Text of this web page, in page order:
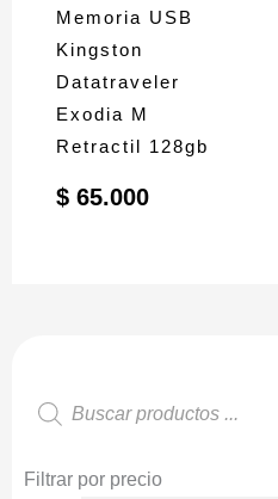
Búsqueda
de
Filtrar por precio
Precio
Memoria USB
Kingston
Datatraveler
Exodia M
Retractil 128gb
$ 65.000